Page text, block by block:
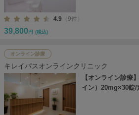
4.9 （9件）
39,800 円 (税込)
オンライン診療
キレイパスオンラインクリニック
【オンライン診療
イン）20mg×30錠/